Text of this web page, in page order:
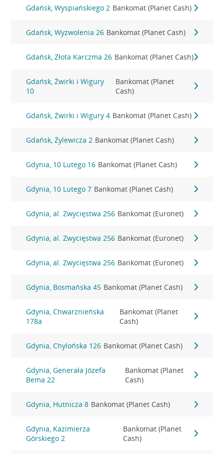
Gdańsk, Wyspiańskiego 2 Bankomat (Planet Cash)
Gdańsk, Wyzwolenia 26 Bankomat (Planet Cash)
Gdańsk, Złota Karczma 26 Bankomat (Planet Cash)
Gdańsk, Żwirki i Wigury
10
Bankomat (Planet
Cash)
Gdańsk, Żwirki i Wigury 4 Bankomat (Planet Cash)
Gdańsk, Żylewicza 2 Bankomat (Planet Cash)
Gdynia, 10 Lutego 16 Bankomat (Planet Cash)
Gdynia, 10 Lutego 7 Bankomat (Planet Cash)
Gdynia, al. Zwycięstwa 256 Bankomat (Euronet)
Gdynia, al. Zwycięstwa 256 Bankomat (Euronet)
Gdynia, al. Zwycięstwa 256 Bankomat (Euronet)
Gdynia, Bosmańska 45 Bankomat (Planet Cash)
Gdynia, Chwarznieńska
178a
Bankomat (Planet
Cash)
Gdynia, Chylońska 126 Bankomat (Planet Cash)
Gdynia, Generała Józefa
Bema 22
Bankomat (Planet
Cash)
Gdynia, Hutnicza 8 Bankomat (Planet Cash)
Gdynia, Kazimierza
Górskiego 2
Bankomat (Planet
Cash)